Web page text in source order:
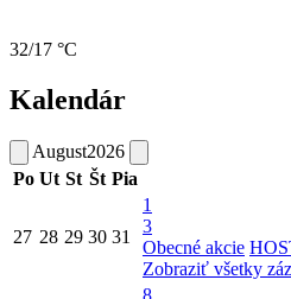
32/17 °C
Kalendár
August2026
Po Ut St Št Pia
27 28 29 30 31
1
3
Obecné akcie
Zobraziť všetky
8